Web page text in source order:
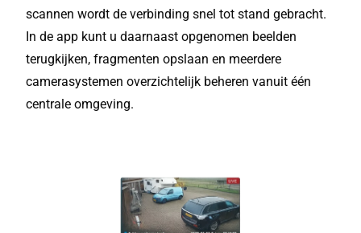
scannen wordt de verbinding snel tot stand gebracht.
In de app kunt u daarnaast opgenomen beelden
terugkijken, fragmenten opslaan en meerdere
camerasystemen overzichtelijk beheren vanuit één
centrale omgeving.